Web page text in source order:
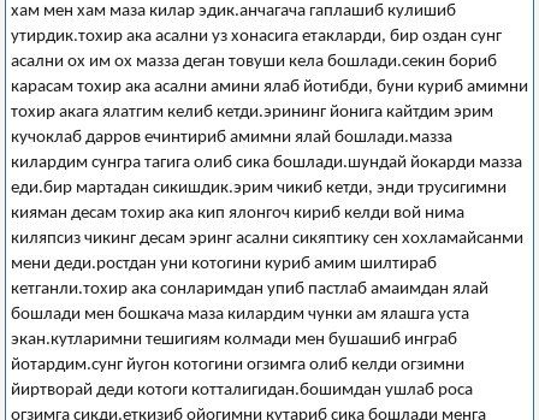
хам мен хам маза килар эдик.анчагача гаплашиб кулишиб
утирдик.тохир ака асални уз хонасига етакларди, бир оздан сунг
асални ох им ох мазза деган товуши кела бошлади.секин бориб
карасам тохир ака асални амини ялаб йотибди, буни куриб амимни
тохир акага ялатгим келиб кетди.эрининг йонига кайтдим эрим
кучоклаб дарров ечинтириб амимни ялай бошлади.мазза
килардим сунгра тагига олиб сика бошлади.шундай йокарди мазза
еди.бир мартадан сикишдик.эрим чикиб кетди, энди трусигимни
кияман десам тохир ака кип ялонгоч кириб келди вой нима
киляпсиз чикинг десам эринг асални сикяптику сен хохламайсанми
мени деди.ростдан уни котогини куриб амим шилтираб
кетганли.тохир ака сонларимдан упиб пастлаб амаимдан ялай
бошлади мен бошкача маза килардим чунки ам ялашга уста
экан.кутларимни тешигиям колмади мен бушашиб инграб
йотардим.сунг йугон котогини огзимга олиб келди огзимни
йиртворай деди котоги котталигидан.бошимдан ушлаб роса
огзимга сикди.еткизиб ойогимни кутариб сика бошлади менга